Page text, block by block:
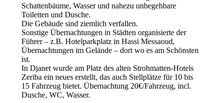
Schattenbäume, Wasser und nahezu unbegehbare
Toiletten und Dusche.
Die Gebäude sind ziemlich verfallen.
Sonstige Übernachtungen in Städten organisierte der
Führer – z.B. Hotelparkplatz in Hassi Messaoud,
Übernachtungen im Gelände – dort wo es am Schönsten
ist.
In Djanet wurde am Platz des alten Strohmatten-Hotels
Zeriba ein neues erstellt, das auch Stellplätze für 10 bis
15 Fahrzeug bietet. Übernachtung 20€/Fahrzeug, incl.
Dusche, WC, Wasser.